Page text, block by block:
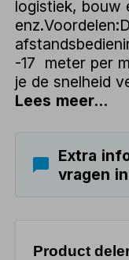
logistiek, bouw
-17 meter per
je de snelheid
Lees meer...
Extra
vragen
Product